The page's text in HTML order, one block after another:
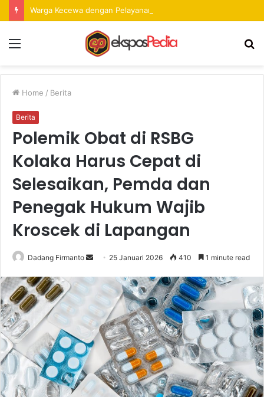
Home / Berita
Berita
Polemik Obat di RSBG
Kolaka Harus Cepat di
Selesaikan, Pemda dan
Penegak Hukum Wajib
Kroscek di Lapangan
Dadang Firmanto
a
n
e
a
25 Januari 2026 410 1 minute read